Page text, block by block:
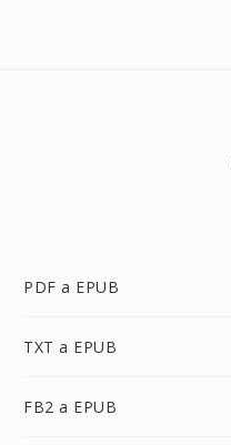
PDF a EPUB
TXT a EPUB
FB2 a EPUB